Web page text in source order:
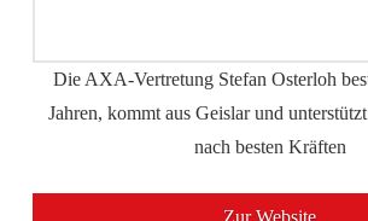
Die AXA-Vertretung Stefan Osterloh
Jahren, kommt aus Geislar und
nach besten Kräften
Zur Website